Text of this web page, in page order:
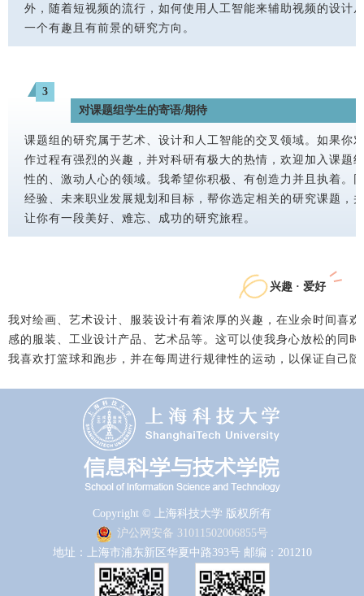
外，随着短视频的流行，如何使用人工智能来辅助视频的设计
一个有趣且有前景的研究方向。
3
对课题组学生的寄语/期待
课题组的研究属于艺术、设计和人工智能的交叉领域。如果你
作过程有强烈的兴趣，并对科研有极大的热情，欢迎加入课题
性的、激动人心的领域。我希望你积极、有创造力并且执着。
经验、未来职业发展规划和目标，帮你选定相关的研究课题，
让你有一段美好、难忘、成功的研究旅程。
兴趣 · 爱好
我对绘画、艺术设计、服装设计有着浓厚的兴趣，在业余时间喜
感的服装、工业设计产品、艺术品等。这可以使我身心放松的同
我喜欢打篮球和跑步，并在每周进行规律性的运动，以保证自己
Copyright © 上海科技大学 版权所有
沪公网安备 31011502006855号
地址：上海市浦东新区华夏中路393号 邮编：201210